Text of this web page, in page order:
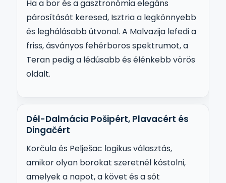
Ha a bor és a gasztronómia elegáns
párosítását keresed, Isztria a legkönnyebb
és leghálásabb útvonal. A Malvazija lefedi a
friss, ásványos fehérboros spektrumot, a
Teran pedig a lédúsabb és élénkebb vörös
oldalt.
Dél-Dalmácia Pošipért, Plavacért és
Dingačért
Korčula és Pelješac logikus választás,
amikor olyan borokat szeretnél kóstolni,
amelyek a napot, a követ és a sót